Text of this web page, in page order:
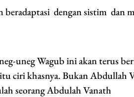
beradaptasi dengan sistim dan
uneg Wagub ini akan terus
ciri khasnya. Bukan Abdullah
seorang Abdulah Vanath